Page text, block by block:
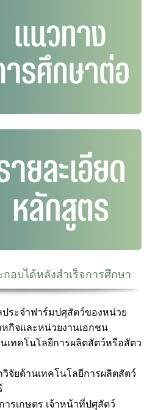
อบได้หลังสำเร็จการศึกษา
ระจำฟาร์มปศุสัตว์ของหน่วย
หกิจและหน่วยงานเอกชน
เทคโนโลยีการผลิตสัตว์หรือสัตว
จัยด้านเทคโนโลยีการผลิตสัตว์
รเกษตร เจ้าหน้าที่ปศุสัตว์